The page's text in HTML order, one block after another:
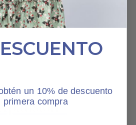
un 10% de descuento
primera compra